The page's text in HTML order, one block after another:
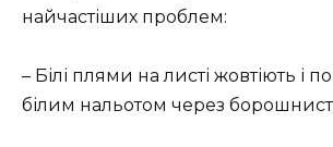
найчастіших проблем:
– Білі плями на листі жовтіють і
білим нальотом через